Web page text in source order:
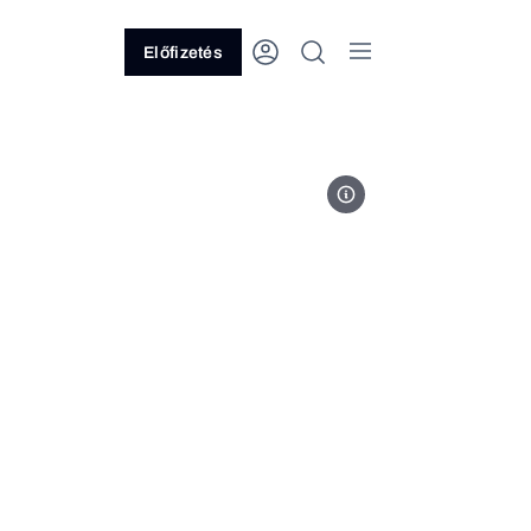
Előfizetés
Fotó: Orbán Viktor/Facebook